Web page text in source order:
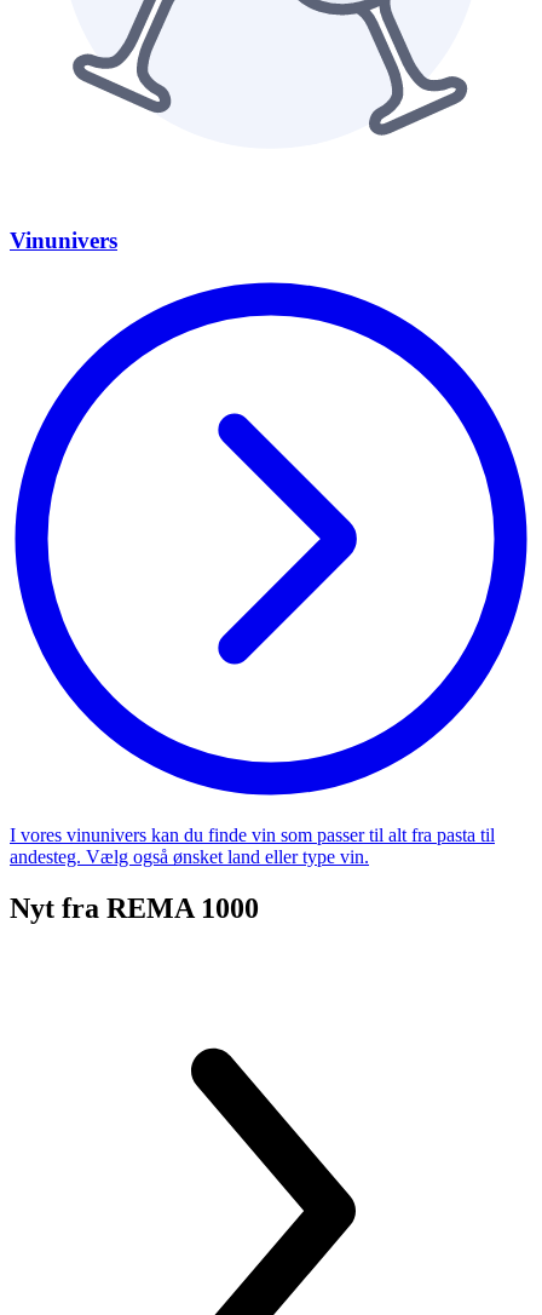
Vinunivers
I vores vinunivers kan du finde vin som passer til alt fra pasta til
andesteg. Vælg også ønsket land eller type vin.
Nyt fra REMA 1000